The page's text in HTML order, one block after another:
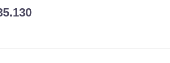
для сборки
Машины с